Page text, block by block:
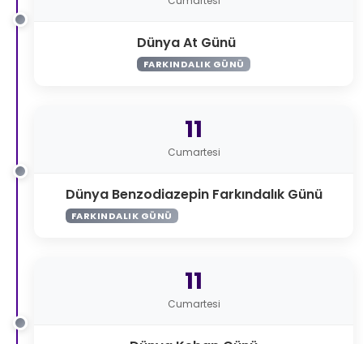
Dünya At Günü
FARKINDALIK GÜNÜ
11
Cumartesi
Dünya Benzodiazepin Farkındalık Günü
FARKINDALIK GÜNÜ
11
Cumartesi